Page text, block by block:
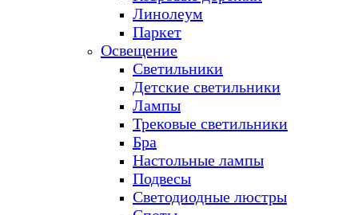
Линолеум
Паркет
Освещение
Светильники
Детские светильники
Лампы
Трековые светильники
Бра
Настольные лампы
Подвесы
Светодиодные люстры